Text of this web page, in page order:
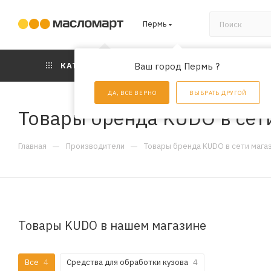
Пермь
Ваш город Пермь ?
ДА, ВСЕ ВЕРНО ВЫБРАТЬ ДРУГОЙ
КАТАЛОГ АКЦИИ
Товары бренда KUDO в
Главная — Производители — Товары бренда KUDO в сети
Товары KUDO в нашем магазине
Все 4 Средства для обработки кузова 4